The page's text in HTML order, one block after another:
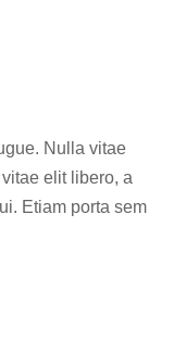
Nulla vitae
elit libero, a
Etiam porta sem